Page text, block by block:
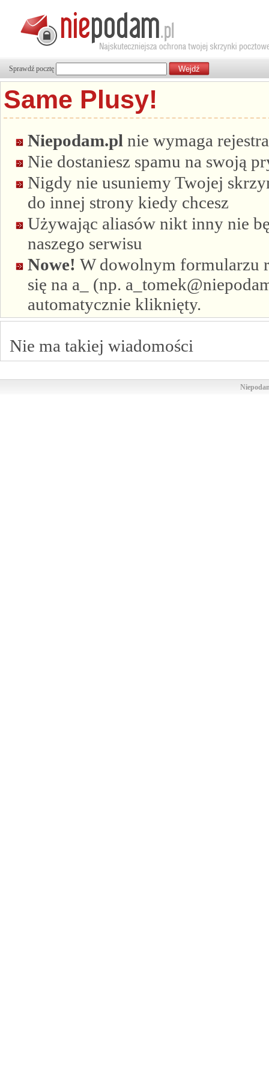
Sprawdź pocztę
Same Plusy!
Niepodam.pl nie wymaga
Nie dostaniesz spamu na swoją
Nigdy nie usuniemy Twojej
do innej strony kiedy chcesz
Używając aliasów nikt inny nie
naszego serwisu
Nowe! W dowolnym formularzu
się na a_ (np.
automatycznie kliknięty.
Nie ma takiej wiadomości